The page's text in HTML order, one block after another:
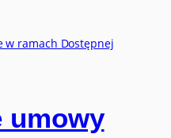
umowy